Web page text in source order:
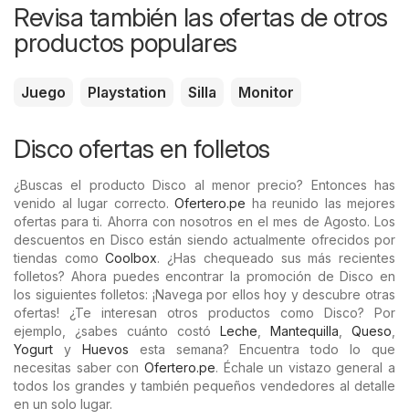
Revisa también las ofertas de otros
productos populares
Juego Playstation Silla Monitor
Disco ofertas en folletos
¿Buscas el producto Disco al menor precio? Entonces has
venido al lugar correcto. Ofertero.pe ha reunido las mejores
ofertas para ti. Ahorra con nosotros en el mes de Agosto. Los
descuentos en Disco están siendo actualmente ofrecidos por
tiendas comoCoolbox. ¿Has chequeado sus más recientes
folletos? Ahora puedes encontrar la promoción de Disco en
los siguientes folletos: ¡Navega por ellos hoy y descubre otras
ofertas! ¿Te interesan otros productos como Disco? Por
ejemplo, ¿sabes cuánto costó Leche Mantequilla Queso
Yogurt y Huevos esta semana? Encuentra todo lo que
necesitas saber con Ofertero.pe. Échale un vistazo general a
todos los grandes y también pequeños vendedores al detalle
en un solo lugar.